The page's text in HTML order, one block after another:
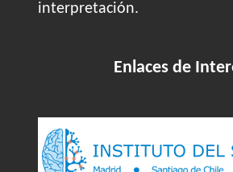
interpretación.
Enlaces de